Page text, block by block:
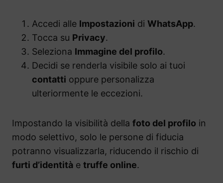
Accedi alle Impostazioni di WhatsApp.
Tocca su Privacy.
Seleziona Immagine del profilo.
Decidi se renderla visibile solo ai tuoi
contatti oppure personalizza
ulteriormente le eccezioni.
Impostando la visibilità della foto del profilo in
modo selettivo, solo le persone di fiducia
potranno visualizzarla, riducendo il rischio di
furti d’identità e truffe online.